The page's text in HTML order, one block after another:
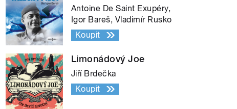
Antoine De Saint Exupéry,
Igor Bareš, Vladimír Rusko
Koupit
Limonádový Joe
Jiří Brdečka
Koupit